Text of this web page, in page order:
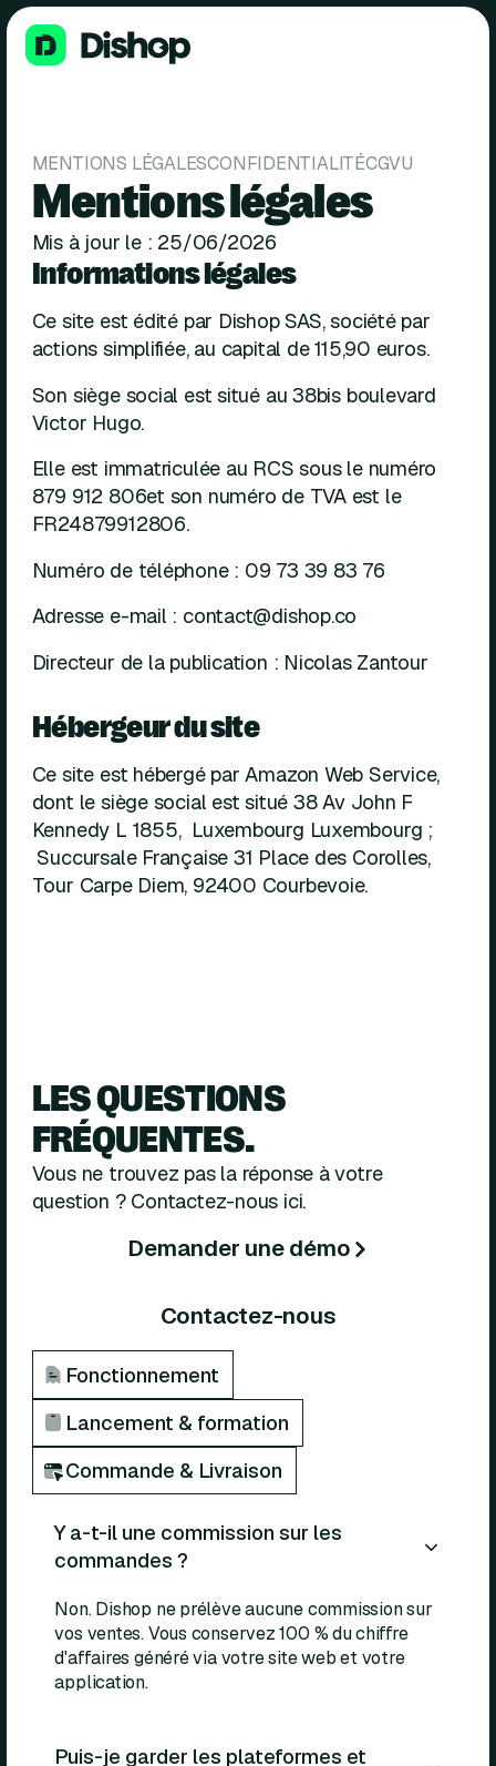
MENTIONS LÉGALESCONFIDENTIALITÉCGVU
Mentions légales
Mis à jour le : 25/06/2026
Informations légales
Ce site est édité par Dishop SAS, société par
actions simplifiée, au capital de 115,90 euros.
Son siège social est situé au 38bis boulevard
Victor Hugo.
Elle est immatriculée au RCS sous le numéro
879 912 806et son numéro de TVA est le
FR24879912806.
Numéro de téléphone : 09 73 39 83 76
Adresse e-mail : contact@dishop.co
Directeur de la publication : Nicolas Zantour
Hébergeur du site
Ce site est hébergé par Amazon Web Service,
dont le siège social est situé 38 Av John F
Kennedy L 1855, Luxembourg Luxembourg ;
Succursale Française 31 Place des Corolles,
Tour Carpe Diem, 92400 Courbevoie.
LES QUESTIONS
FRÉQUENTES.
Vous ne trouvez pas la réponse à votre
question ? Contactez-nous ici.
Demander une démo
Contactez-nous
Fonctionnement
Lancement & formation
Commande & Livraison
Y a-t-il une commission sur les
commandes ?
Non. Dishop ne prélève aucune commission sur
vos ventes. Vous conservez 100 % du chiffre
d'affaires généré via votre site web et votre
application.
Puis-je garder les plateformes et